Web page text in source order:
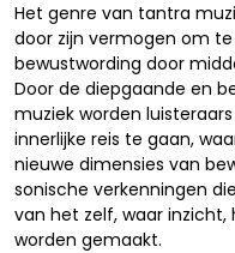
Het genre van tantra
door zijn vermogen om
bewustwording door
Door de diepgaande en
muziek worden
innerlijke reis te gaan,
nieuwe dimensies van
sonische verkenningen
van het zelf, waar
worden gemaakt.